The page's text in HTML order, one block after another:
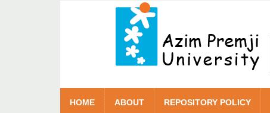
HOME ABOUT REPOSITORY POLICY